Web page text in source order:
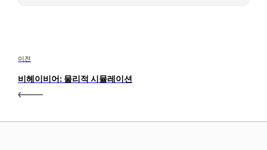
이전
비헤이비어: 물리적 시뮬레이션